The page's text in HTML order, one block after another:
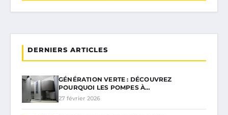
DERNIERS ARTICLES
GÉNÉRATION VERTE : DÉCOUVREZ
POURQUOI LES POMPES À…
27 février 2026